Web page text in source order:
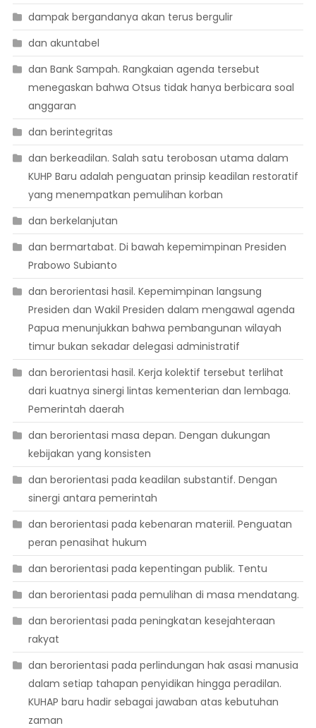
dampak bergandanya akan terus bergulir
dan akuntabel
dan Bank Sampah. Rangkaian agenda tersebut
menegaskan bahwa Otsus tidak hanya berbicara soal
anggaran
dan berintegritas
dan berkeadilan. Salah satu terobosan utama dalam
KUHP Baru adalah penguatan prinsip keadilan restoratif
yang menempatkan pemulihan korban
dan berkelanjutan
dan bermartabat. Di bawah kepemimpinan Presiden
Prabowo Subianto
dan berorientasi hasil. Kepemimpinan langsung
Presiden dan Wakil Presiden dalam mengawal agenda
Papua menunjukkan bahwa pembangunan wilayah
timur bukan sekadar delegasi administratif
dan berorientasi hasil. Kerja kolektif tersebut terlihat
dari kuatnya sinergi lintas kementerian dan lembaga.
Pemerintah daerah
dan berorientasi masa depan. Dengan dukungan
kebijakan yang konsisten
dan berorientasi pada keadilan substantif. Dengan
sinergi antara pemerintah
dan berorientasi pada kebenaran materiil. Penguatan
peran penasihat hukum
dan berorientasi pada kepentingan publik. Tentu
dan berorientasi pada pemulihan di masa mendatang.
dan berorientasi pada peningkatan kesejahteraan
rakyat
dan berorientasi pada perlindungan hak asasi manusia
dalam setiap tahapan penyidikan hingga peradilan.
KUHAP baru hadir sebagai jawaban atas kebutuhan
zaman